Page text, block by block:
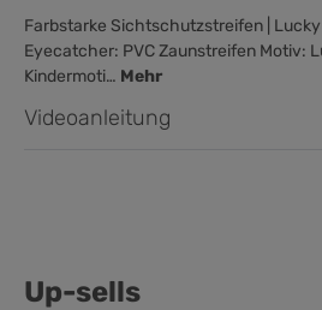
Farbstarke Sichtschutzstreifen | Lucky
Eyecatcher: PVC Zaunstreifen Motiv:
Kindermoti… Mehr
Videoanleitung
Up-sells